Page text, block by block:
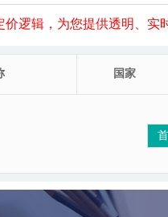
逻辑，为您提供透明、
国家